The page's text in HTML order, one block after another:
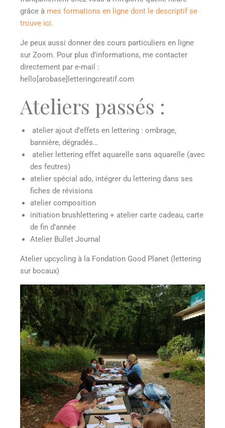
grâce à mes formations en ligne dont le descriptif se
trouve ici.
Je peux aussi donner des cours particuliers en ligne
sur Zoom. Pour plus d’informations, me contacter
directement par e-mail :
hello[arobase]letteringcreatif.com
Ateliers passés :
atelier ajout d’effets en lettering : ombrage,
bannière, dégradés…
atelier lettering effet aquarelle sans aquarelle (avec
des feutres)
atelier spécial ado, intégrer du lettering dans ses
fiches de révisions
atelier composition
initiation brushlettering + atelier carte cadeau, carte
de fin d’année
Atelier Bullet Journal
Atelier upcycling à la Fondation Good Planet (lettering
sur bocaux)